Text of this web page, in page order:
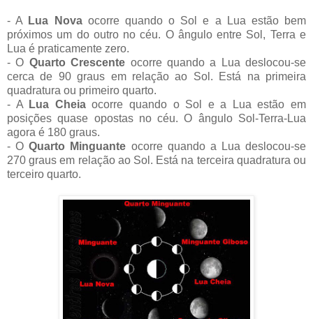
- A Lua Novaocorre quando o Sol e a Lua estão bem
próximos um do outro no céu. O ângulo entre Sol, Terra e
Lua é praticamente zero.
- O Quarto Crescente ocorre quando a Lua deslocou-se
cerca de 90 graus em relação ao Sol. Está na primeira
quadratura ou primeiro quarto.
- A
Lua Cheiaocorre quando o Sol e a Lua estão em
posições quase opostas no céu. O ângulo Sol-Terra-Lua
agora é 180 graus.
- OQuarto Minguante ocorre quando a Lua deslocou-se
270 graus em relação ao Sol. Está na terceira quadratura ou
terceiro quarto.